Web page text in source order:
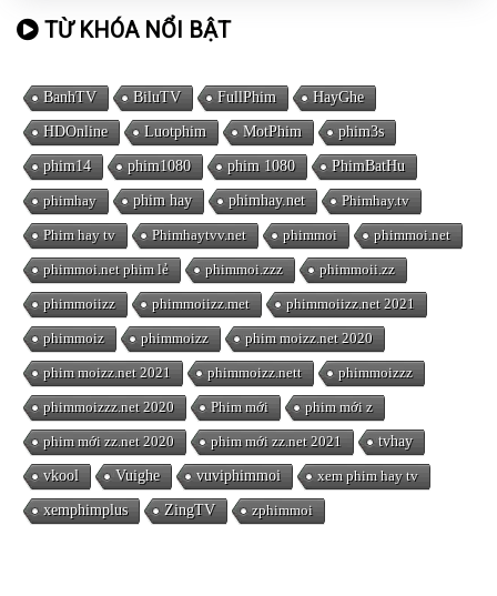
TỪ KHÓA NỔI BẬT
BanhTV BiluTV FullPhim HayGhe
HDOnline Luotphim MotPhim phim3s
phim14 phim1080 phim 1080 PhimBatHu
phimhay phim hay phimhay.net Phimhay.tv
Phim hay tv Phimhaytvv.net phimmoi phimmoi.net
phimmoi.net phim lẻ phimmoi.zzz phimmoii.zz
phimmoiizz phimmoiizz.met phimmoiizz.net 2021
phimmoiz phimmoizz phim moizz.net 2020
phim moizz.net 2021 phimmoizz.nett phimmoizzz
phimmoizzz.net 2020 Phim mới phim mới z
phim mới zz.net 2020 phim mới zz.net 2021 tvhay
vkool Vuighe vuviphimmoi xem phim hay tv
xemphimplus ZingTV zphimmoi